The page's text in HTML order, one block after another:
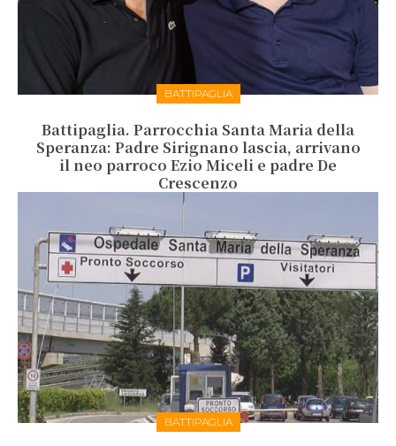
BATTIPAGLIA
Battipaglia. Parrocchia Santa Maria della
Speranza: Padre Sirignano lascia, arrivano
il neo parroco Ezio Miceli e padre De
Crescenzo
BATTIPAGLIA